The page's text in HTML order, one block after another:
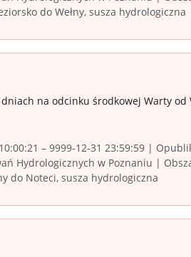
do Wełny, susza hydrologiczna
na odcinku środkowej Warty
– 9999-12-31 23:59:59 |
Hydrologicznych w Poznaniu |
do Noteci, susza hydrologiczna